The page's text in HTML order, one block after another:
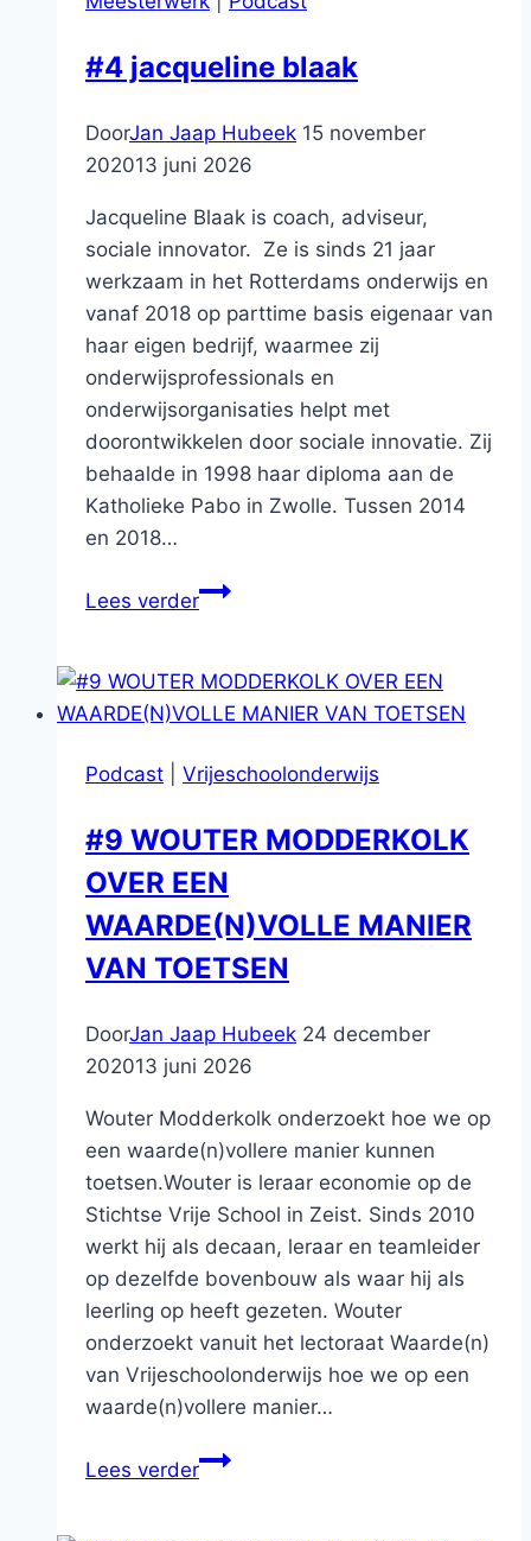
#4 jacqueline blaak
DoorJan Jaap Hubeek 15 november
202013 juni 2026
Jacqueline Blaak is coach, adviseur,
sociale innovator. Ze is sinds 21 jaar
werkzaam in het Rotterdams onderwijs en
vanaf 2018 op parttime basis eigenaar van
haar eigen bedrijf, waarmee zij
onderwijsprofessionals en
onderwijsorganisaties helpt met
doorontwikkelen door sociale innovatie. Zij
behaalde in 1998 haar diploma aan de
Katholieke Pabo in Zwolle. Tussen 2014
en 2018…
Lees verder#4
Podcast Vrijeschoolonderwijs
#9 WOUTER MODDERKOLK
OVER EEN
WAARDE(N)VOLLE MANIER
VAN TOETSEN
DoorJan Jaap Hubeek 24 december
202013 juni 2026
Wouter Modderkolk onderzoekt hoe we op
een waarde(n)vollere manier kunnen
toetsen.Wouter is leraar economie op de
Stichtse Vrije School in Zeist. Sinds 2010
werkt hij als decaan, leraar en teamleider
op dezelfde bovenbouw als waar hij als
leerling op heeft gezeten. Wouter
onderzoekt vanuit het lectoraat Waarde(n)
van Vrijeschoolonderwijs hoe we op een
waarde(n)vollere manier…
Lees verder#9